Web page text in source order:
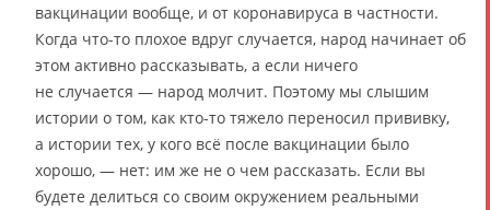
вакцинации вообще, и от коронавируса в частности.
Когда что-то плохое вдруг случается, народ начинает об
этом активно рассказывать, а если ничего
не случается — народ молчит. Поэтому мы слышим
истории о том, как кто-то тяжело переносил прививку,
а истории тех, у кого всё после вакцинации было
хорошо, — нет: им же не о чем рассказать. Если вы
будете делиться со своим окружением реальными